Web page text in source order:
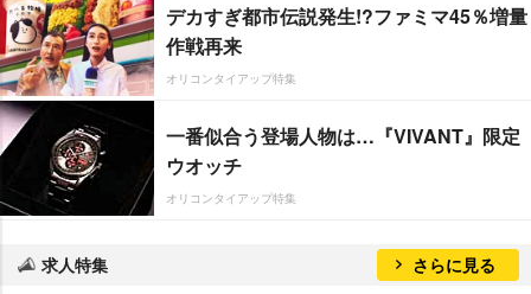
デカすぎ都市伝説発生!?ファミマ45％増量
作戦再来
オリコンタイアップ特集
一番似合う登場人物は…『VIVANT』限定
ウオッチ
オリコンタイアップ特集
求人特集 さらに見る